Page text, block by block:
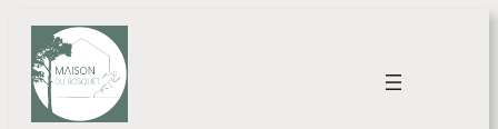
Aller
contenu